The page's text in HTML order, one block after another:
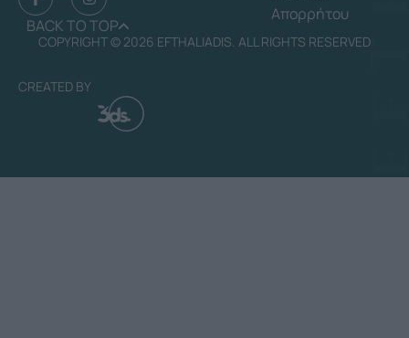
BACK TO TOP
Απορρήτου
COPYRIGHT © 2026 EFTHALIADIS. ALL RIGHTS RESERVED
CREATED BY